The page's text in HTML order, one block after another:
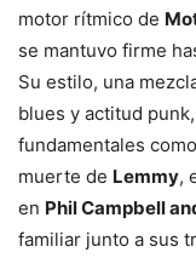
motor rítmico de
se mantuvo firme
Su estilo, una
blues y actitud
fundamentales como
muerte de Lemmy,
en Phil Campbell
familiar junto a sus